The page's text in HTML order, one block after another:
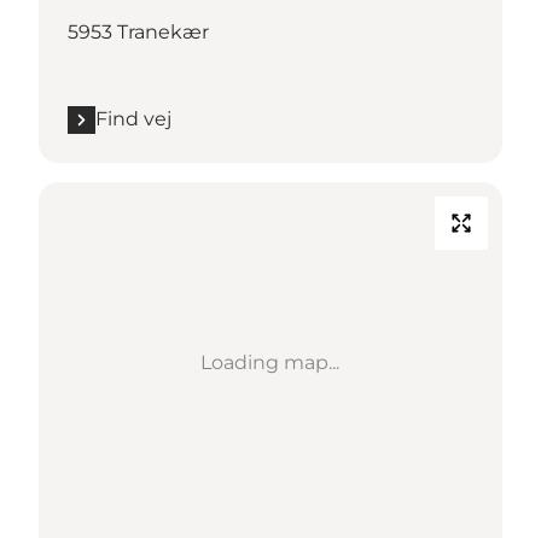
5953 Tranekær
Find vej
Loading map...